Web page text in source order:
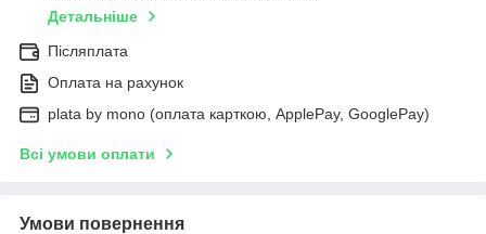
Детальніше
Післяплата
Оплата на рахунок
plata by mono (оплата карткою, ApplePay, GooglePay)
Всі умови оплати
Умови повернення